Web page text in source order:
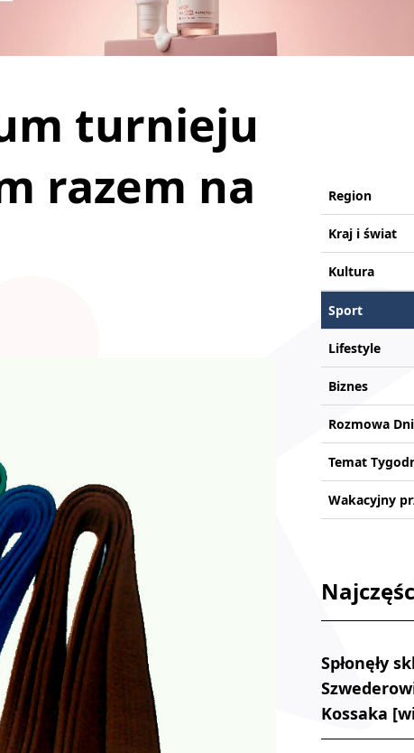
turnieju
razem na
Region
Kraj i świat
Kultura
Sport
Lifestyle
Biznes
Rozmowa
Temat
Wakacyjny
Spłonęły
Kossaka